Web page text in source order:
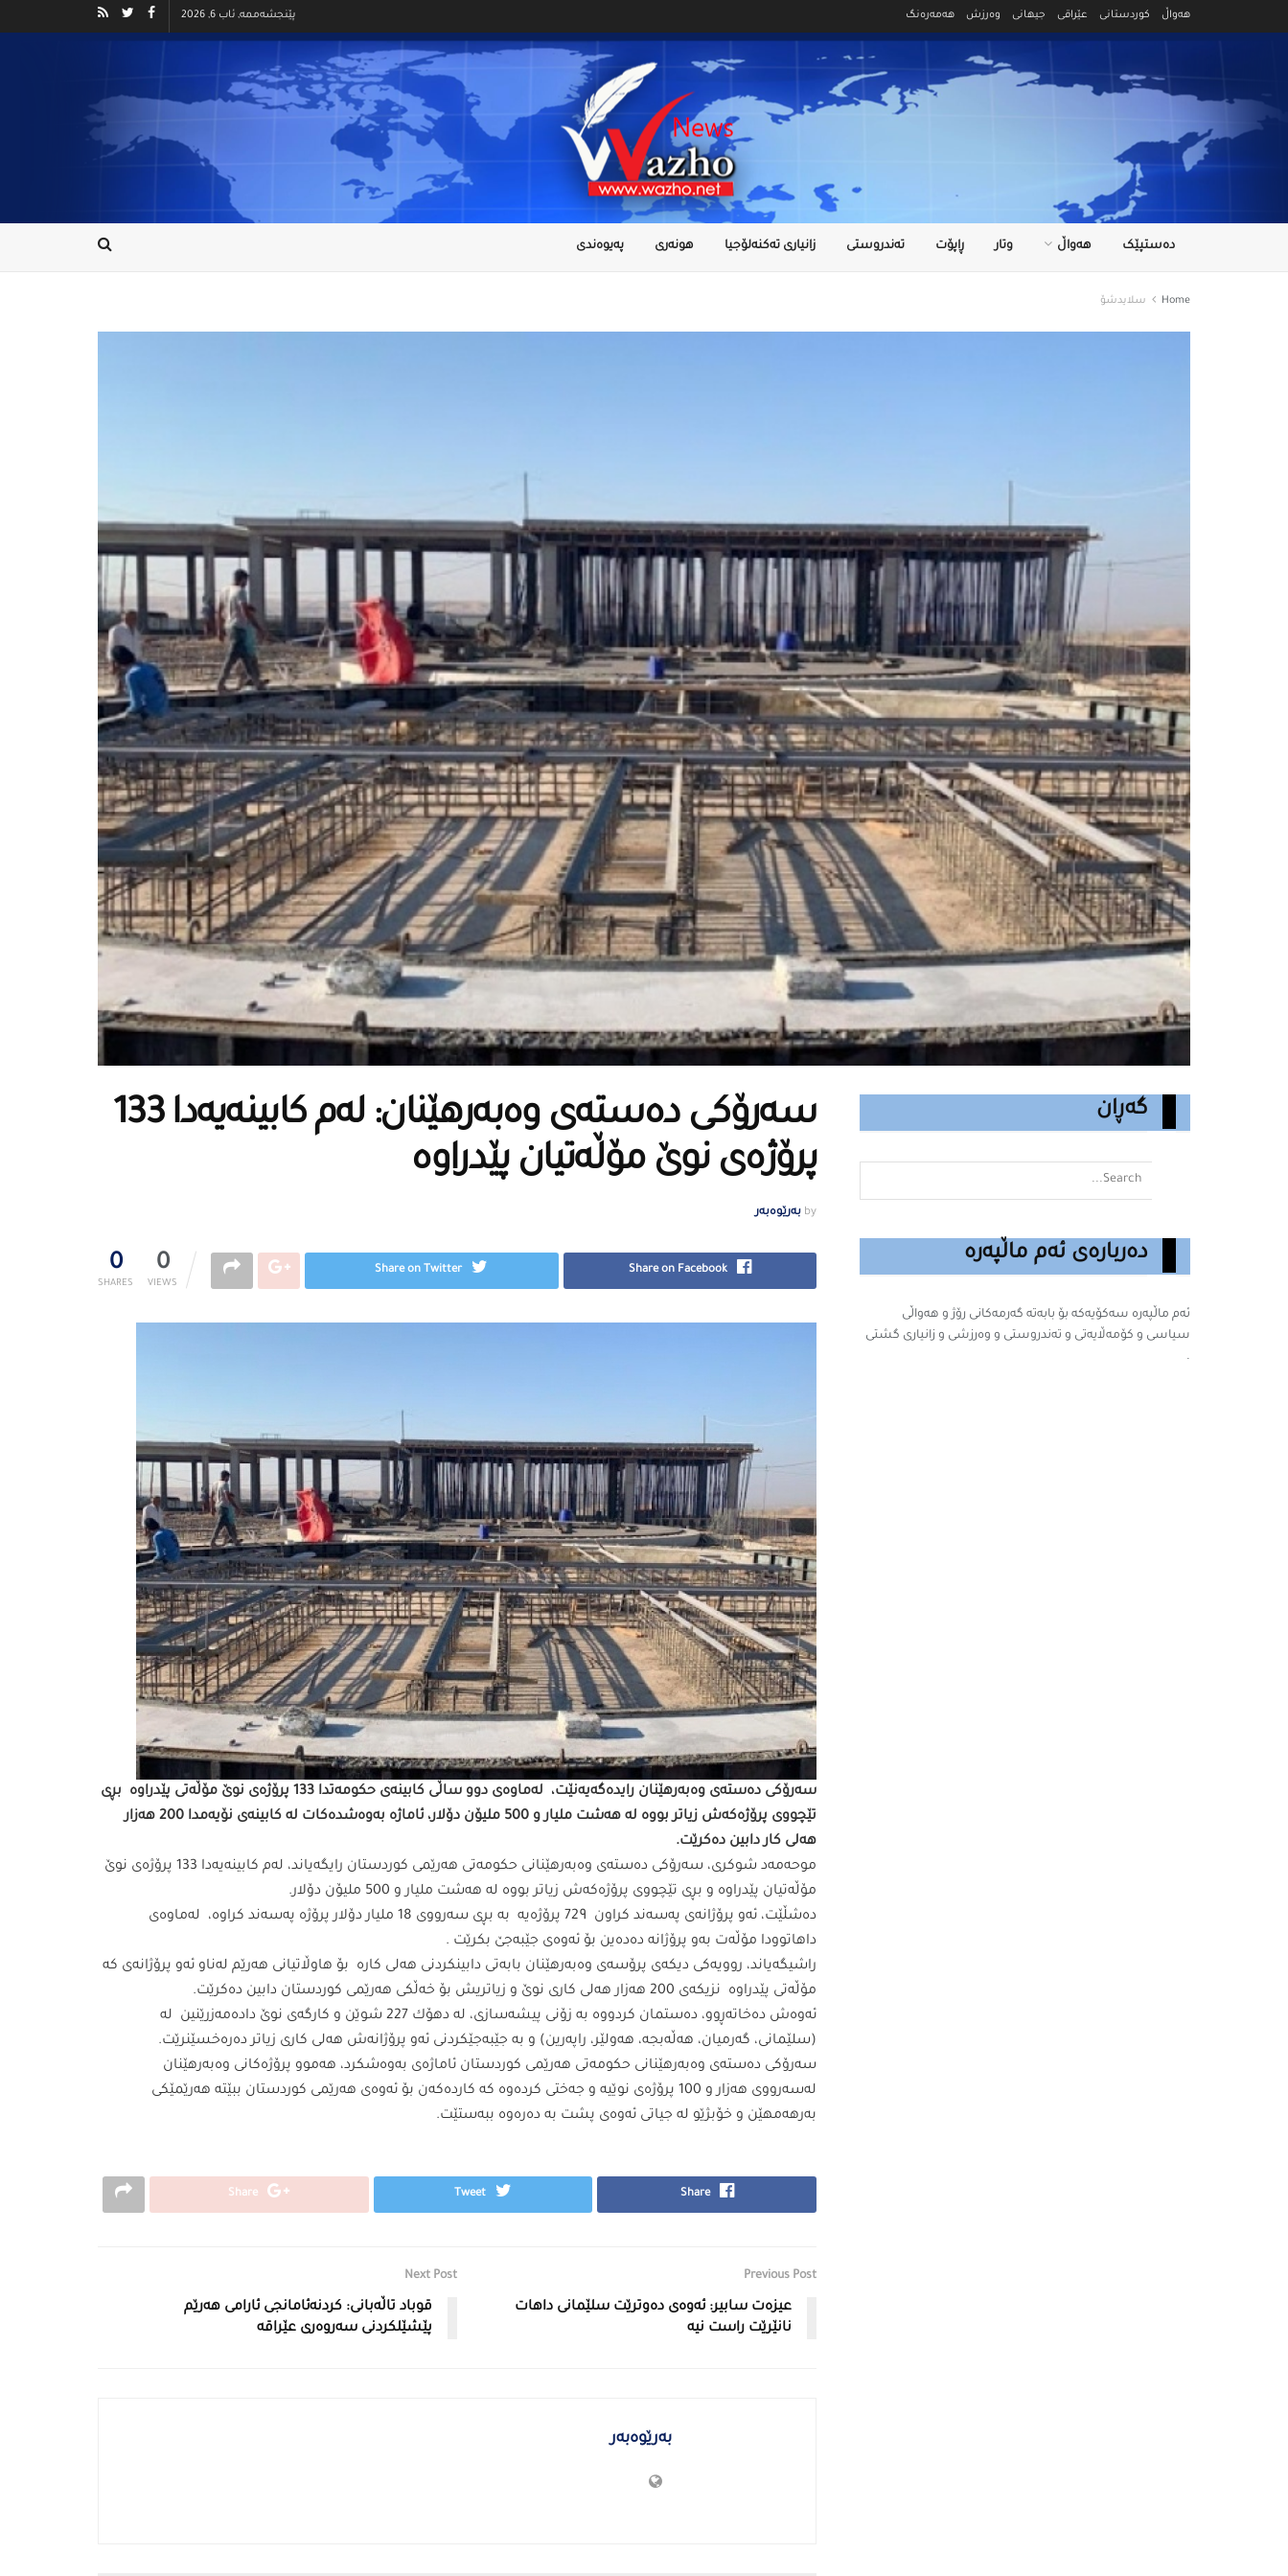
هەواڵ کوردستانی عێراقی جیهانی وەرزش هەمەرەنگ پێنجشەممە, ئاب 6, 2026
دەستپێک هەواڵ وتار ڕاپۆت تەندروستى زانیاری تەکنەلۆجیا هونەری پەیوەندی
Home سلایدشۆ
سەرۆكی دەستەی وەبەرهێنان: لەم كابینەیەدا 133
پرۆژەی نوێ مۆڵەتیان پێدراوە
by بەرێوەبەر
0
SHARES
0
VIEWS
Share on Facebook
Share on Twitter
سەرۆكی دەستەی وەبەرهێنان رایدەگەیەنێت، لەماوەی دوو ساڵی كابینەی حكومەتدا 133 پرۆژەی نوێ مۆڵەتی پێدراوە بڕی
تێچووی پرۆژەكەش زیاتر بووە لە هەشت ملیار و 500 ملیۆن دۆلار، ئاماژە بەوەشدەكات لە كابینەی نۆیەمدا 200 هەزار
هەلی كار دابین دەكرێت.
موحەمەد شوكری، سەرۆكی دەستەی وەبەرهێنانی حكومەتی هەرێمی كوردستان رایگەیاند، لەم كابینەیەدا 133 پرۆژەی نوێ
مۆڵەتیان پێدراوە و بڕی تێچووی پرۆژەكەش زیاتر بووە لە هەشت ملیار و 500 ملیۆن دۆلار.
دەشڵێت، ئەو پرۆژانەی پەسەند كراون 729 پرۆژەیە بە بڕی سەرووی 18 ملیار دۆلار پرۆژە پەسەند كراوە، لەماوەی
داهاتوودا مۆڵەت بەو پرۆژانە دەدەین بۆ ئەوەی جێبەجێ بكرێت .
راشیگەیاند، روویەكی دیكەی پرۆسەی وەبەرهێنان بابەتی دابینكردنی هەلی كارە بۆ هاوڵاتیانی هەرێم لەناو ئەو پرۆژانەی كە
مۆڵەتی پێدراوە نزیكەی 200 هەزار هەلی كاری نوێ و زیاتریش بۆ خەڵكی هەرێمی كوردستان دابین دەكرێت.
ئەوەش دەخاتەڕوو، دەستمان كردووە بە زۆنی پیشەسازی، لە دهۆك 227 شوێن و كارگەی نوێ دادەمەزرێنین لە
(سلێمانی، گەرمیان، هەڵەبجە، هەولێر، راپەرین) و بە جێبەجێكردنی ئەو پرۆژانەش هەلی كاری زیاتر دەرەخسێنرێت.
سەرۆكی دەستەی وەبەرهێنانی حكومەتی هەرێمی كوردستان ئاماژەی بەوەشكرد، هەموو پرۆژەكانی وەبەرهێنان
لەسەرووی هەزار و 100 پرۆژەی نوێیە و جەختی كردەوە كە كاردەكەن بۆ ئەوەی هەرێمی كوردستان ببێتە هەرێمێكی
بەرهەمهێن و خۆبژێو لە جیاتی ئەوەی پشت بە دەرەوە ببەستێت.
Share
Tweet
Share
Previous Post
عیزەت سابیر: ئەوەی دەوترێت سلێمانی داهات
نانێرێت راست نیە
Next Post
قوباد تاڵەبانی: كردنەئامانجی ئارامی هەرێم
پێشێلكردنی سەروەری عێراقە
بەرێوەبەر
گەڕان
دەربارەی ئەم ماڵپەرە
ئەم ماڵپەرە سه‌كۆیه‌كه‌ بۆ بابه‌ته‌ گه‌رمه‌كانى رۆژ و هەواڵی
سیاسی و کۆمەڵایەتی و تەندروستی و وەرزشی و زانیارى گشتى
.